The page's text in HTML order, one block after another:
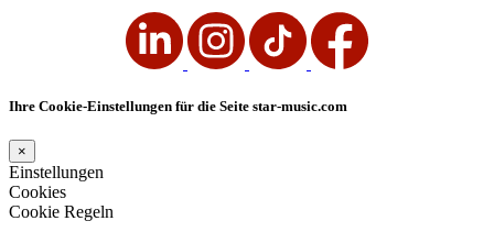
Ihre Cookie-Einstellungen für die Seite star-music.com
×
Einstellungen
Cookies
Cookie Regeln